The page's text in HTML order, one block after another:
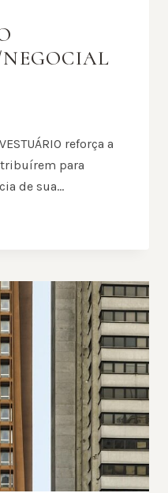
reforça a
para
de sua…